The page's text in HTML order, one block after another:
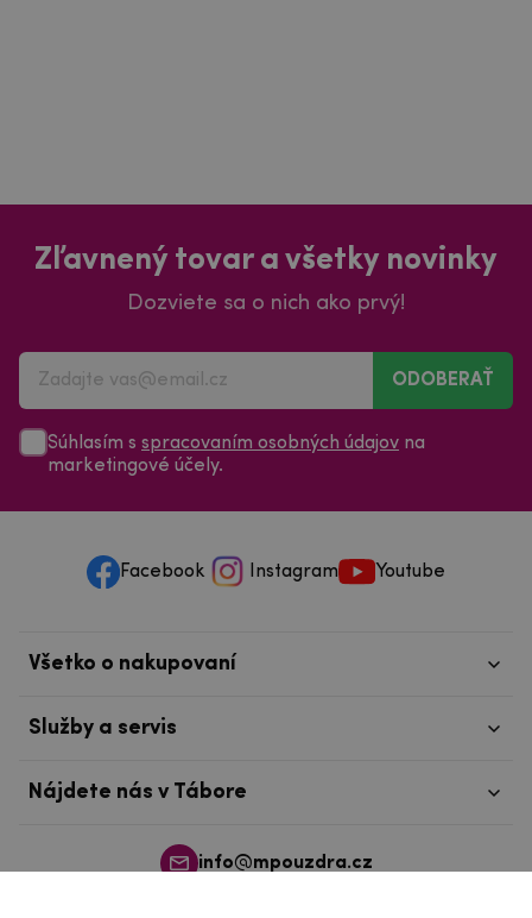
Zľavnený tovar a všetky novinky
Dozviete sa o nich ako prvý!
ODOBERAŤ
Súhlasím s spracovaním osobných údajov na
marketingové účely.
Facebook Instagram Youtube
info@mpouzdra.cz
Všetko o nakupovaní
Služby a servis
Nájdete nás v Tábore